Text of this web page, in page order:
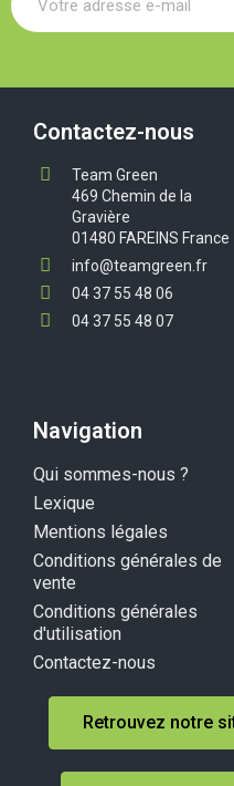
Contactez-nous
Team Green
469 Chemin de la
Gravière
01480 FAREINS France
info@teamgreen.fr
04 37 55 48 06
04 37 55 48 07
Navigation
Qui sommes-nous ?
Lexique
Mentions légales
Conditions générales de
vente
Conditions générales
d'utilisation
Contactez-nous
Retrouvez notre